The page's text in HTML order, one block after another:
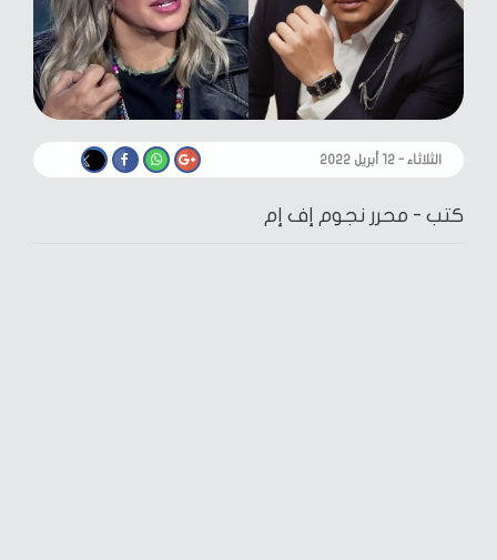
الثلاثاء - ١٢ أبريل ٢٠٢٢
كتب - محرر نجوم إف إم